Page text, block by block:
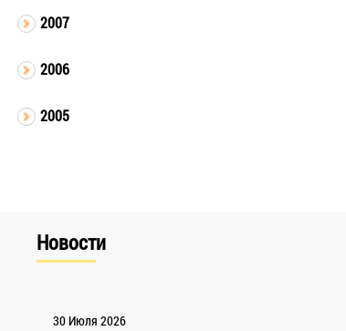
2007
2006
2005
Новости
30 Июля 2026